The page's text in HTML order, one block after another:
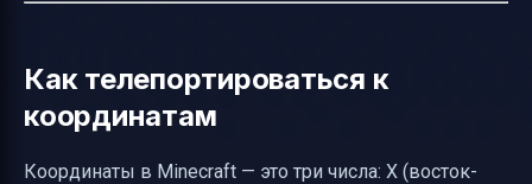
Как телепортироваться к
координатам
Координаты в Minecraft — это три числа: X (восток-